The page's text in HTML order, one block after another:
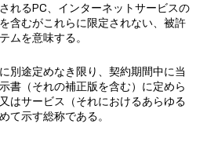
れるPC、インターネットサービスの
含むがこれらに限定されない、被許
ムを意味する。
別途定めなき限り、契約期間中に当
書（それの補正版を含む）に定めら
はサービス（それにおけるあらゆる
て示す総称である。